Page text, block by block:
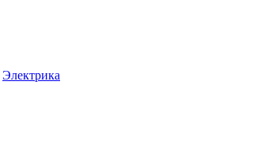
Электрика